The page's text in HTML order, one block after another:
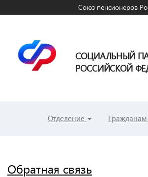
Союз пенсионеров
СОЦИАЛЬНЫЙ
РОССИЙСКОЙ
Отделение Гражданам
Обратная связь